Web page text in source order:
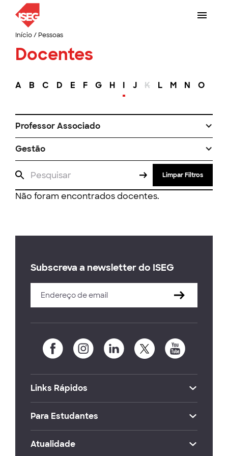
Início/ Pessoas
Docentes
A B C D E F G H I J K L M N O
Professor Associado
Gestão
Limpar Filtros
Não foram encontrados docentes.
Subscreva a newsletter do ISEG
Links Rápidos
Para Estudantes
Atualidade